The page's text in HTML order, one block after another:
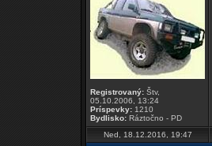
Registrovaný: Štv,
05.10.2006, 13:24
Príspevky: 1210
Bydlisko: Ráztočno - PD
Ned, 18.12.2016, 19:47